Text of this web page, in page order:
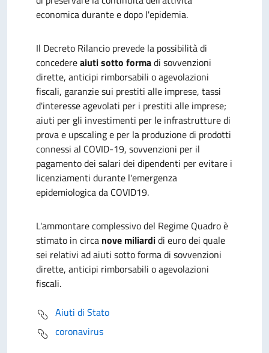
economica durante e dopo l'epidemia.
Il Decreto Rilancio prevede la possibilità di
concedereaiuti sotto formadi sovvenzioni
dirette, anticipi rimborsabili o agevolazioni
fiscali, garanzie sui prestiti alle imprese, tassi
d'interesse agevolati per i prestiti alle imprese;
aiuti per gli investimenti per le infrastrutture di
prova e upscaling e per la produzione di prodotti
connessi al COVID-19, sovvenzioni per il
pagamento dei salari dei dipendenti per evitare i
licenziamenti durante l'emergenza
epidemiologica da COVID19.
L'ammontare complessivo del Regime Quadro è
stimato in circa nove miliardidi euro dei quale
sei relativi ad aiuti sotto forma di sovvenzioni
dirette, anticipi rimborsabili o agevolazioni
fiscali.
Aiuti di Stato
coronavirus